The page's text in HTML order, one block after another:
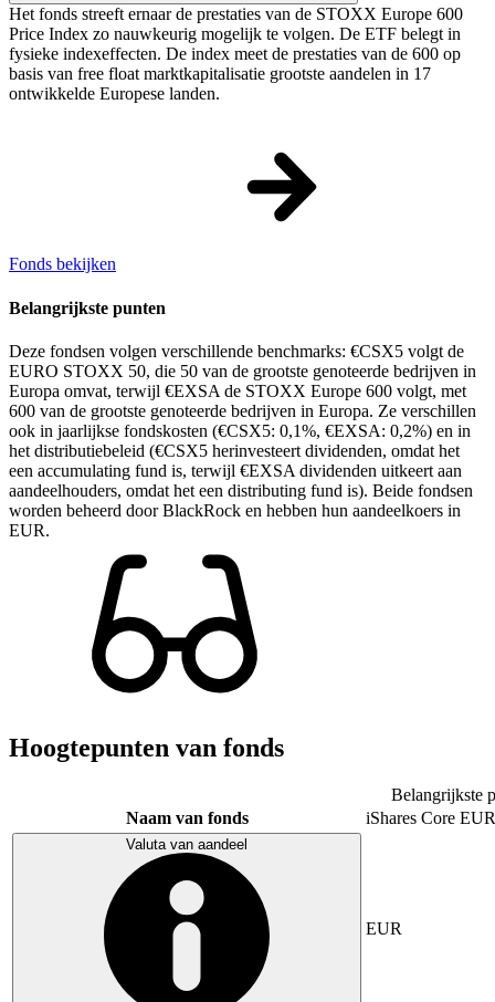
Het fonds streeft ernaar de prestaties van de STOXX Europe 600
Price Index zo nauwkeurig mogelijk te volgen. De ETF belegt in
fysieke indexeffecten. De index meet de prestaties van de 600 op
basis van free float marktkapitalisatie grootste aandelen in 17
ontwikkelde Europese landen.
Fonds bekijken
Belangrijkste punten
Deze fondsen volgen verschillende benchmarks: €CSX5 volgt de
EURO STOXX 50, die 50 van de grootste genoteerde bedrijven in
Europa omvat, terwijl €EXSA de STOXX Europe 600 volgt, met
600 van de grootste genoteerde bedrijven in Europa. Ze verschillen
ook in jaarlijkse fondskosten (€CSX5: 0,1%, €EXSA: 0,2%) en in
het distributiebeleid (€CSX5 herinvesteert dividenden, omdat het
een accumulating fund is, terwijl €EXSA dividenden uitkeert aan
aandeelhouders, omdat het een distributing fund is). Beide fondsen
worden beheerd door BlackRock en hebben hun aandeelkoers in
EUR.
Hoogtepunten van fonds
Belangrijkste
Naam van fonds
iShares Core
Valuta van aandeel
EUR